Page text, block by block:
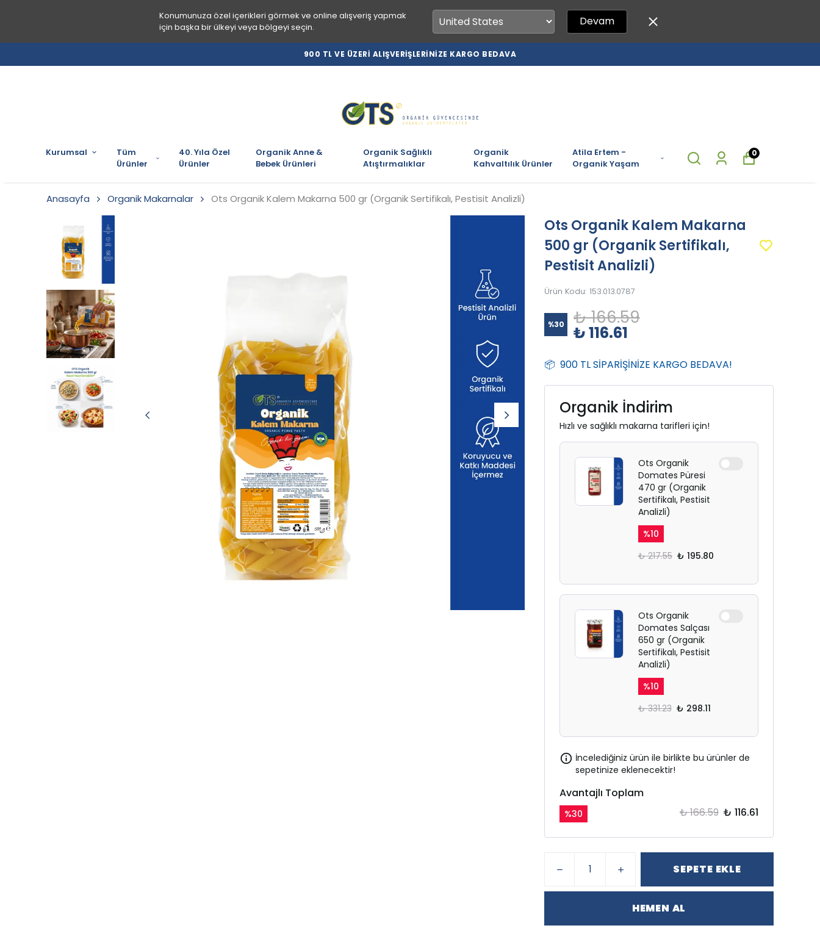
Konumunuza özel içerikleri görmek ve online alışveriş yapmak
için başka bir ülkeyi veya bölgeyi seçin.
Devam
900 TL VE ÜZERİ ALIŞVERİŞLERİNİZE KARGO BEDAVA
Kurumsal
Tüm
Ürünler
40. Yıla Özel
Ürünler
Organik Anne &
Bebek Ürünleri
Organik Sağlıklı
Atıştırmalıklar
Organik
Kahvaltılık Ürünler
Atila Ertem -
Organik Yaşam
0
Anasayfa Organik Makarnalar Ots Organik Kalem Makarna 500 gr (Organik Sertifikalı, Pestisit Analizli)
Ots Organik Kalem Makarna
500 gr (Organik Sertifikalı,
Pestisit Analizli)
Ürün Kodu: 153.013.0787
%30 ₺ 166.59
₺ 116.61
📦 900 TL SİPARİŞİNİZE KARGO BEDAVA!
Organik İndirim
Hızlı ve sağlıklı makarna tarifleri için!
Ots Organik
Domates Püresi
470 gr (Organik
Sertifikalı, Pestisit
Analizli)
%10
₺ 217.55 ₺ 195.80
Ots Organik
Domates Salçası
650 gr (Organik
Sertifikalı, Pestisit
Analizli)
%10
₺ 331.23 ₺ 298.11
İncelediğiniz ürün ile birlikte bu ürünler de
sepetinize eklenecektir!
Avantajlı Toplam
%30 ₺ 166.59 ₺ 116.61
SEPETE EKLE
HEMEN AL